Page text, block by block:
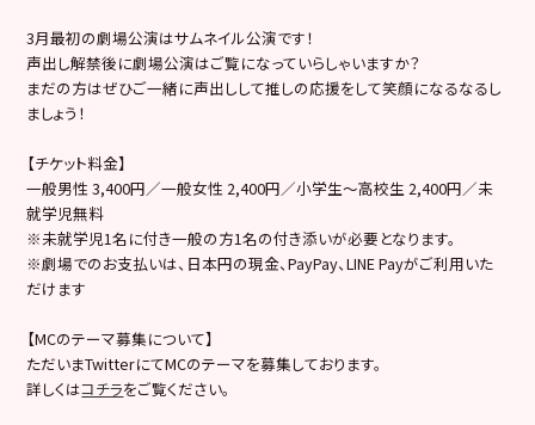
3月最初の劇場公演はサムネイル公演です！
声出し解禁後に劇場公演はご覧になっていらしゃいますか？
まだの方はぜひご一緒に声出しして推しの応援をして笑顔になるなるし
ましょう！
【チケット料金】
一般男性 3,400円／一般女性 2,400円／小学生～高校生 2,400円／未
就学児無料
※未就学児1名に付き一般の方1名の付き添いが必要となります。
※劇場でのお支払いは、日本円の現金、PayPay、LINE Payがご利用いた
だけます
【MCのテーマ募集について】
ただいまTwitterにてMCのテーマを募集しております。
詳しくはコチラをご覧ください。